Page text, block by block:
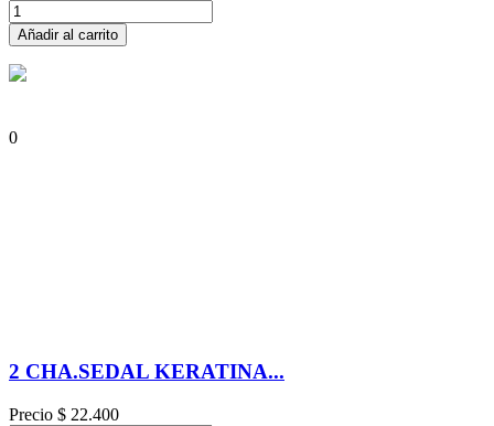
Añadir al carrito
0
2 CHA.SEDAL KERATINA...
Precio $ 22.400